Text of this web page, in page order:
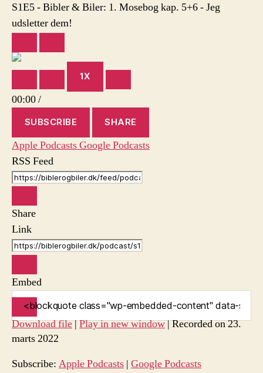
kap.
S1E5 - Bibler & Biler: 1. Mosebog kap. 5+6 - Jeg
udsletter dem!
EPISODE
SECONDS
1X
30
00:00/
SUBSCRIBE SHARE
Apple PodcastsGoogle Podcasts
RSS Feed
Share
Link
Embed
Download file|Play in new window|Recorded on 23.
marts 2022
Subscribe: Apple Podcasts | Google Podcasts